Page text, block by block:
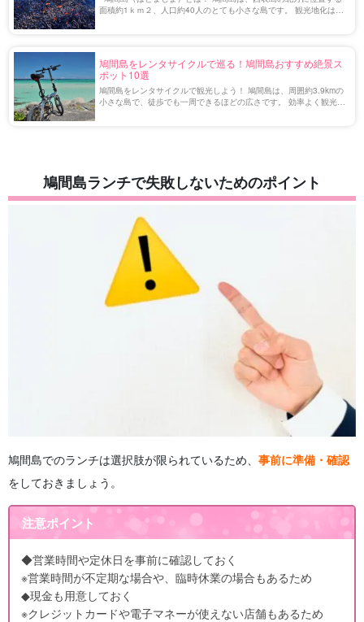
面積約1ｋｍ２、人口約40人のとても小さな島です。 観光地化はし
鳩間島をレンタサイクルで巡る！鳩間島おすすめ絶景ス
ポット10選
鳩間島をレンタサイクルで観光しよう！ 鳩間島は、周囲約3.9kmの
小さな島で、徒歩でも一周できるほどの広さです。 効率よく観光ス
鳩間島ランチで失敗しないためのポイント
鳩間島でのランチは選択肢が限られているため、 事前に準備・確認
をしておきましょう。
注意ポイント
◆営業時間や定休日を事前に確認しておく
※営業時間が不定期な場合や、臨時休業の場合もあるため
◆現金も用意しておく
※クレジットカードや電子マネーが使えない店舗もあるため